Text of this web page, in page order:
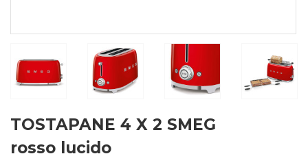
TOSTAPANE 4 X 2 SMEG
rosso lucido